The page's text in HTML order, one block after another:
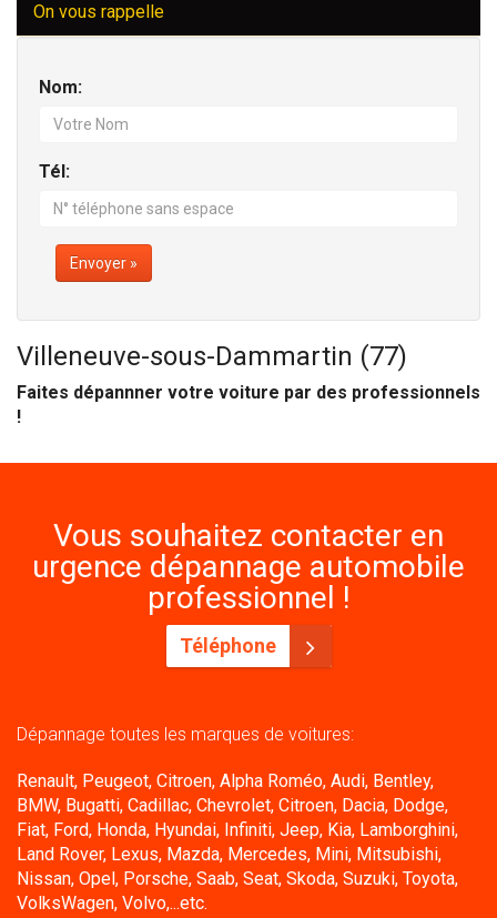
On vous rappelle
Nom:
Tél:
Envoyer »
Villeneuve-sous-Dammartin (77)
Faites dépannner votre voiture par des professionnels
!
Vous souhaitez contacter en
urgence dépannage automobile
professionnel !
Téléphone
Dépannage toutes les marques de voitures:
Renault, Peugeot, Citroen, Alpha Roméo, Audi, Bentley,
BMW, Bugatti, Cadillac, Chevrolet, Citroen, Dacia, Dodge,
Fiat, Ford, Honda, Hyundai, Infiniti, Jeep, Kia, Lamborghini,
Land Rover, Lexus, Mazda, Mercedes, Mini, Mitsubishi,
Nissan, Opel, Porsche, Saab, Seat, Skoda, Suzuki, Toyota,
VolksWagen, Volvo,...etc.